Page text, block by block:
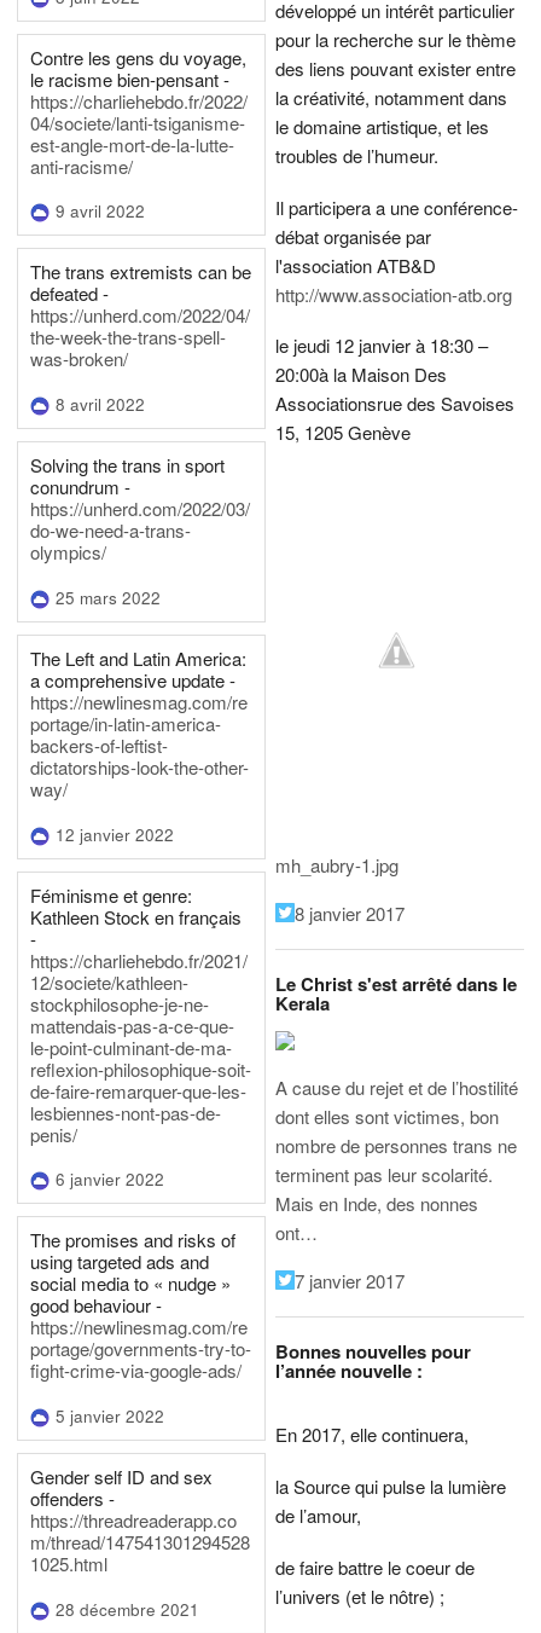
Contre les gens du voyage,
le racisme bien-pensant -
https://charliehebdo.fr/2022/
04/societe/lanti-tsiganisme-
est-angle-mort-de-la-lutte-
anti-racisme/
9 avril 2022
The trans extremists can be
defeated -
https://unherd.com/2022/04/
the-week-the-trans-spell-
was-broken/
8 avril 2022
Solving the trans in sport
conundrum -
https://unherd.com/2022/03/
do-we-need-a-trans-
olympics/
25 mars 2022
The Left and Latin America:
a comprehensive update -
https://newlinesmag.com/re
portage/in-latin-america-
backers-of-leftist-
dictatorships-look-the-other-
way/
12 janvier 2022
Féminisme et genre:
Kathleen Stock en français
-
https://charliehebdo.fr/2021/
12/societe/kathleen-
stockphilosophe-je-ne-
mattendais-pas-a-ce-que-
le-point-culminant-de-ma-
reflexion-philosophique-soit-
de-faire-remarquer-que-les-
lesbiennes-nont-pas-de-
penis/
6 janvier 2022
The promises and risks of
using targeted ads and
social media to « nudge »
good behaviour -
https://newlinesmag.com/re
portage/governments-try-to-
fight-crime-via-google-ads/
5 janvier 2022
Gender self ID and sex
offenders -
https://threadreaderapp.co
m/thread/147541301294528
1025.html
28 décembre 2021
développé un intérêt particulier
pour la recherche sur le thème
des liens pouvant exister entre
la créativité, notamment dans
le domaine artistique, et les
troubles de l’humeur.
Il participera a une conférence-
débat organisée par
l'association ATB&D
http://www.association-atb.org
le jeudi 12 janvier à 18:30 –
20:00à la Maison Des
Associationsrue des Savoises
15, 1205 Genève
mh_aubry-1.jpg
8 janvier 2017
Le Christ s'est arrêté dans le
Kerala
A cause du rejet et de l’hostilité
dont elles sont victimes, bon
nombre de personnes trans ne
terminent pas leur scolarité.
Mais en Inde, des nonnes
ont…
7 janvier 2017
Bonnes nouvelles pour
l’année nouvelle :
En 2017, elle continuera,
la Source qui pulse la lumière
de l’amour,
de faire battre le coeur de
l’univers (et le nôtre) ;